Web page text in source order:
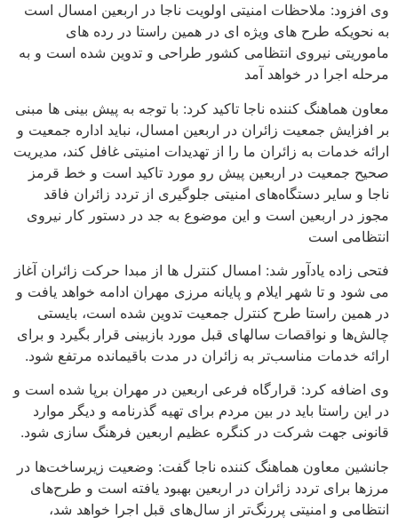
وی افزود: ملاحظات امنیتی اولویت ناجا در اربعین امسال است
به نحویکه طرح های ویژه ای در همین راستا در رده های
ماموریتی نیروی انتظامی کشور طراحی و تدوین شده است و به
مرحله اجرا در خواهد آمد
معاون هماهنگ کننده ناجا تاکید کرد: با توجه به پیش بینی ها مبنی
بر افزایش جمعیت زائران در اربعین امسال، نباید اداره جمعیت و
ارائه خدمات به زائران ما را از تهدیدات امنیتی غافل کند، مدیریت
صحیح جمعیت در اربعین پیش رو مورد تاکید است و خط قرمز
ناجا و سایر دستگاه‌های امنیتی جلوگیری از تردد زائران فاقد
مجوز در اربعین است و این موضوع به جد در دستور کار نیروی
انتظامی است
فتحی زاده یادآور شد: امسال کنترل ها از مبدا حرکت زائران آغاز
می شود و تا شهر ایلام و پایانه مرزی مهران ادامه خواهد یافت و
در همین راستا طرح کنترل جمعیت تدوین شده است، بایستی
چالش‌ها و نواقصات سالهای قبل مورد بازبینی قرار بگیرد و برای
ارائه خدمات مناسب‌تر به زائران در مدت باقیمانده مرتفع شود.
وی اضافه کرد: قرارگاه فرعی اربعین در مهران برپا شده است و
در این راستا باید در بین مردم برای تهیه گذرنامه و دیگر موارد
قانونی جهت شرکت در کنگره عظیم اربعین فرهنگ سازی شود.
جانشین معاون هماهنگ کننده ناجا گفت: وضعیت زیرساخت‌ها در
مرزها برای تردد زائران در اربعین بهبود یافته است و طرح‌های
انتظامی و امنیتی پررنگ‌تر از سال‌های قبل اجرا خواهد شد،